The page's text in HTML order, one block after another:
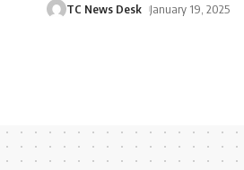
TC News Desk January 19, 2025